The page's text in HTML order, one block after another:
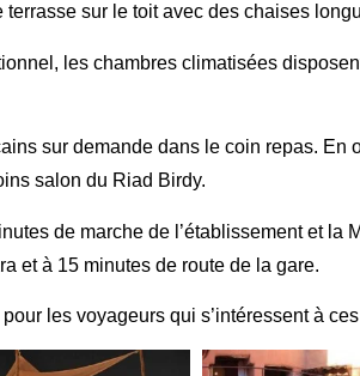
sur le toit avec des chaises
les chambres climatisées
sur demande dans le coin repas.
salon du Riad Birdy.
de marche de l’établissement et
et à 15 minutes de route de la gare.
les voyageurs qui s’intéressent à